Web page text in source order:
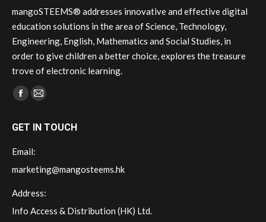
mangoSTEEMS® addresses innovative and effective digital
education solutions in the area of Science, Technology,
Engineering, English, Mathematics and Social Studies, in
order to give children a better choice, explores the treasure
trove of electronic learning.
Find us on:
Facebook
opens
window
Mail
opens
window
GET IN TOUCH
Email:
marketing@mangosteems.hk
Address:
Info Access & Distribution (HK) Ltd.